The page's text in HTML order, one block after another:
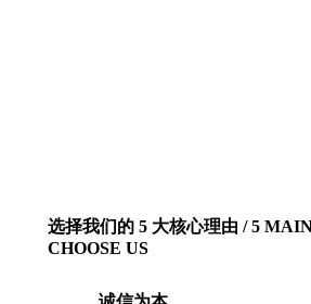
选择我们的 5 大核心理由 / 5
CHOOSE US